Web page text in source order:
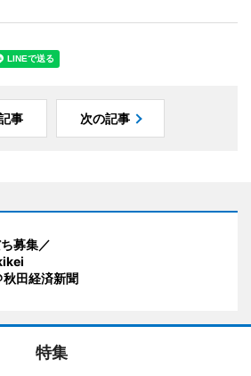
事 次の記事
募集／
秋田経済新聞
特集